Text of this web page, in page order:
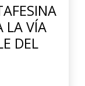
LA VÍA
DEL